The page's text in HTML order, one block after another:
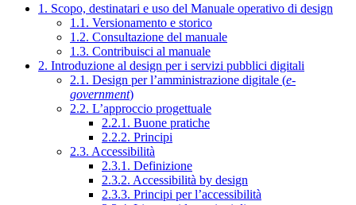
1. Scopo, destinatari e uso del Manuale operativo di design
1.1. Versionamento e storico
1.2. Consultazione del manuale
1.3. Contribuisci al manuale
2. Introduzione al design per i servizi pubblici digitali
2.1. Design per l’amministrazione digitale (e-
government)
2.2. L’approccio progettuale
2.2.1. Buone pratiche
2.2.2. Principi
2.3. Accessibilità
2.3.1. Definizione
2.3.2. Accessibilità by design
2.3.3. Principi per l’accessibilità